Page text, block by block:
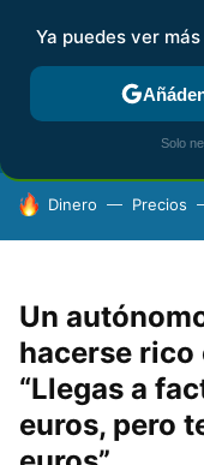
FISCALIDAD Y
HOY SE HABLA DE
Dinero Precios
Un
hacerse rico
“Llegas a
euros, pero
Ya puedes ver
Solo